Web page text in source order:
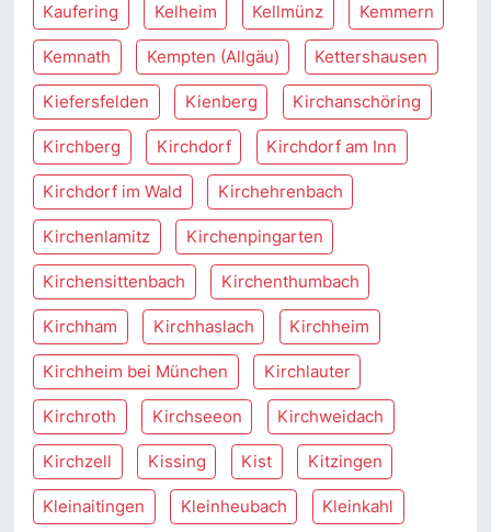
Kaufering Kelheim Kellmünz Kemmern
Kemnath Kempten (Allgäu) Kettershausen
Kiefersfelden Kienberg Kirchanschöring
Kirchberg Kirchdorf Kirchdorf am Inn
Kirchdorf im Wald Kirchehrenbach
Kirchenlamitz Kirchenpingarten
Kirchensittenbach Kirchenthumbach
Kirchham Kirchhaslach Kirchheim
Kirchheim bei München Kirchlauter
Kirchroth Kirchseeon Kirchweidach
Kirchzell Kissing Kist Kitzingen
Kleinaitingen Kleinheubach Kleinkahl